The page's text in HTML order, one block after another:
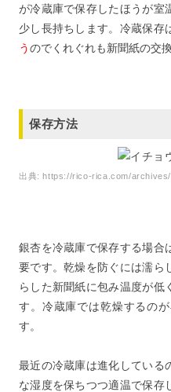
が冷蔵庫で保存したほうが室
少し長持ちします。冷蔵保存
うのでくれぐれも新聞紙の交
保存方法
出典:https://rico-rica.com/
銀杏を冷蔵庫で保存する場合
要です。乾燥を防ぐには濡ら
らした新聞紙に包み温度が低
す。冷蔵庫では乾燥するの
す。
最近の冷蔵庫は進化している
な湿度を保ちつつ適温で保存